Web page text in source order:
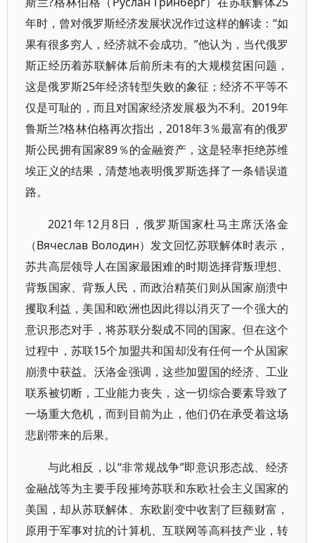
年时，曾对俄罗斯经济发展状况作过这样的解读：“如
果有很多穷人，经济就不会成功。”他认为，当代俄罗
斯正经历着苏联解体后前所未有的大规模贫困问题，
这是俄罗斯25年经济转型失败的象征；经济不平等不
仅是可耻的，而且对国家经济发展极为不利。2019年
鲁斯兰?格林伯格再次指出，2018年3％最富有的俄罗
斯公民拥有国家89％的金融资产，这是轻率拒绝苏维
埃正义的结果，清楚地表明俄罗斯选择了一条错误道
路。
2021年12月8日，俄罗斯国家杜马主席沃洛金
（Вячеслав Володин）发文回忆苏联解体时表示，
苏共高层领导人在国家最困难的时期选择背叛理想、
背叛国家、背叛人民，而政治精英们则从国家崩溃中
攫取利益，美国和欧洲也因此得以消灭了一个强大的
意识形态对手，将苏联分裂成不同的国家。但在这个
过程中，苏联15个加盟共和国却没有任何一个从国家
崩溃中获益。沃洛金强调，这些加盟国的经济、工业
联系被切断，工业能力丧失，这一切综合要素导致了
一场重大危机，而到目前为止，他们仍在承受着这场
悲剧带来的后果。
与此相反，以“非常规战争”即意识形态战、经济
金融战等为主要手段摧垮苏联和东欧社会主义国家的
美国，却从苏联解体、东欧剧变中收割了巨额财富，
原用于军事对抗的计算机、互联网等高科技产业，转